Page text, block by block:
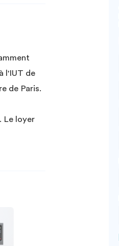
l'IUT de
de Paris.
Le loyer